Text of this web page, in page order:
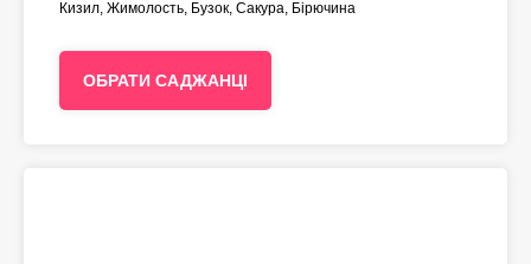
Кизил, Жимолость, Бузок, Сакура, Бірючина
ОБРАТИ САДЖАНЦІ